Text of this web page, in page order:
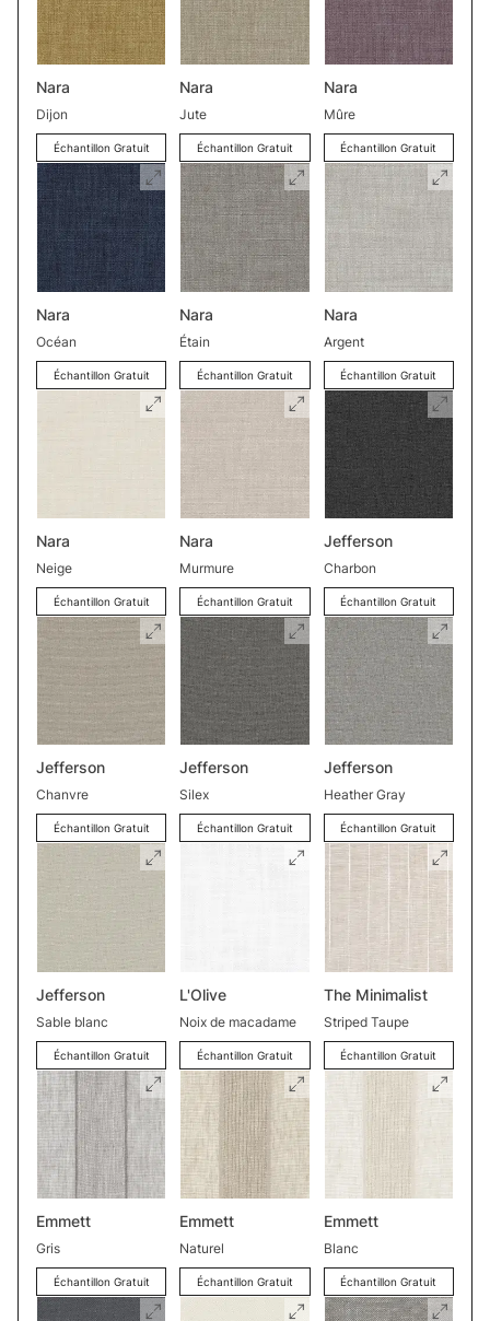
Nara
Dijon
Échantillon Gratuit
Nara
Jute
Échantillon Gratuit
Nara
Mûre
Échantillon Gratuit
Nara
Océan
Échantillon Gratuit
Nara
Étain
Échantillon Gratuit
Nara
Argent
Échantillon Gratuit
Nara
Neige
Échantillon Gratuit
Nara
Murmure
Échantillon Gratuit
Jefferson
Charbon
Échantillon Gratuit
Jefferson
Chanvre
Échantillon Gratuit
Jefferson
Silex
Échantillon Gratuit
Jefferson
Heather Gray
Échantillon Gratuit
Jefferson
Sable blanc
Échantillon Gratuit
L'Olive
Noix de macadame
Échantillon Gratuit
The Minimalist
Striped Taupe
Échantillon Gratuit
Emmett
Gris
Échantillon Gratuit
Emmett
Naturel
Échantillon Gratuit
Emmett
Blanc
Échantillon Gratuit